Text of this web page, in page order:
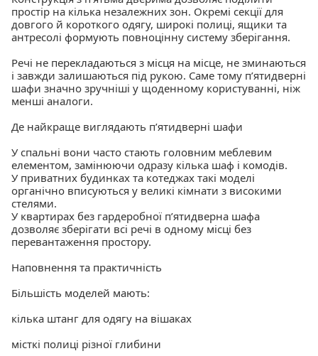
простір на кілька незалежних зон. Окремі секції для
довгого й короткого одягу, широкі полиці, ящики та
антресолі формують повноцінну систему зберігання.
Речі не перекладаються з місця на місце, не зминаються
і завжди залишаються під рукою. Саме тому пʼятидверні
шафи значно зручніші у щоденному користуванні, ніж
менші аналоги.
Де найкраще виглядають пʼятидверні шафи
У спальні вони часто стають головним меблевим
елементом, замінюючи одразу кілька шаф і комодів.
У приватних будинках та котеджах такі моделі
органічно вписуються у великі кімнати з високими
стелями.
У квартирах без гардеробної пʼятидверна шафа
дозволяє зберігати всі речі в одному місці без
перевантаження простору.
Наповнення та практичність
Більшість моделей мають:
кілька штанг для одягу на вішаках
місткі полиці різної глибини